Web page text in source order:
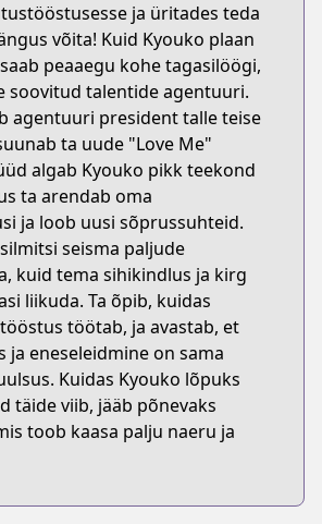
ja üritades teda
võita! Kuid Kyouko plaan
peaaegu kohe tagasilöögi,
soovitud talentide agentuuri.
agentuuri president talle teise
ta uude "Love Me"
algab Kyouko pikk teekond
ta arendab oma
ja loob uusi sõprussuhteid.
seisma paljude
kuid tema sihikindlus ja kirg
liikuda. Ta õpib, kuidas
töötab, ja avastab, et
ja eneseleidmine on sama
Kuidas Kyouko lõpuks
täide viib, jääb põnevaks
toob kaasa palju naeru ja